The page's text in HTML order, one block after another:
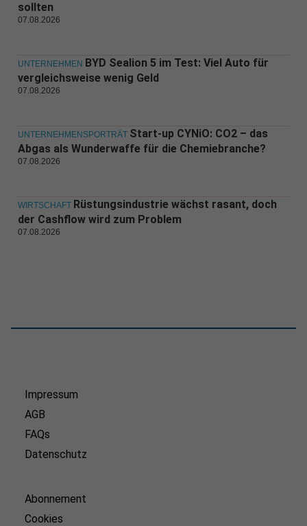
sollten
07.08.2026
UNTERNEHMEN BYD Sealion 5 im Test: Viel Auto für
vergleichsweise wenig Geld
07.08.2026
UNTERNEHMENSPORTRÄT Start-up CYNiO: CO2 – das
Abgas als Wunderwaffe für die Chemiebranche?
07.08.2026
WIRTSCHAFT Rüstungsindustrie wächst rasant, doch
der Cashflow wird zum Problem
07.08.2026
Impressum
AGB
FAQs
Datenschutz
Abonnement
Cookies